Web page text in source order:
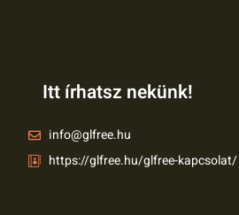
Itt írhatsz nekünk!
info@glfree.hu
https://glfree.hu/glfree-kapcsolat/